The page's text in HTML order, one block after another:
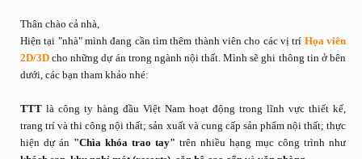
Thân chào cả nhà,
Hiện tại "nhà" mình đang cần tìm thêm thành viên cho các vị trí Họa viên
2D/3D cho những dự án trong ngành nội thất. Mình sẽ ghi thông tin ở bên
dưới, các bạn tham khảo nhé:
TTT là công ty hàng đầu Việt Nam hoạt động trong lĩnh vực thiết kế,
trang trí và thi công nội thất; sản xuất và cung cấp sản phẩm nội thất; thực
hiện dự án "Chìa khóa trao tay" trên nhiều hạng mục công trình như